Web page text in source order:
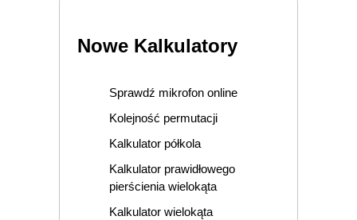
Nowe Kalkulatory
Sprawdź mikrofon online
Kolejność permutacji
Kalkulator półkola
Kalkulator prawidłowego
pierścienia wielokąta
Kalkulator wielokąta